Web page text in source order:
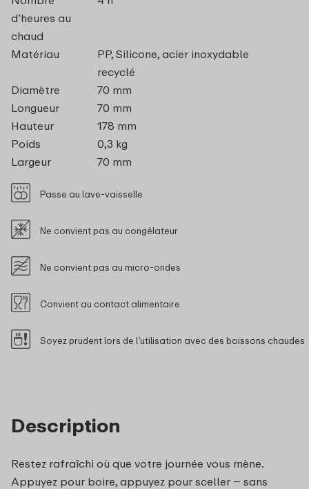
Description
Restez rafraîchi où que votre journée vous mène.
Appuyez pour boire, appuyez pour sceller – sans
d’heures au
chaud
Matériau
PP, Silicone, acier inoxydable
recyclé
Diamètre
70 mm
Longueur
70 mm
Hauteur
178 mm
Poids
0,3 kg
Largeur
70 mm
Passe au lave-vaisselle
Ne convient pas au congélateur
Ne convient pas au micro-ondes
Convient au contact alimentaire
Soyez prudent lors de l’utilisation avec des boissons chaudes